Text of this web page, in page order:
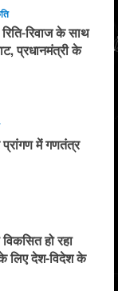
रिवाज के साथ
प्रधानमंत्री के
में गणतंत्र
हो रहा
लिए देश-विदेश के